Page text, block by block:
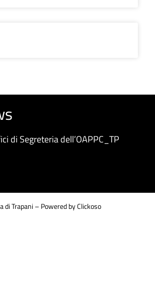
di Segreteria dell’OAPPC_TP
di Trapani – Powered by Clickoso